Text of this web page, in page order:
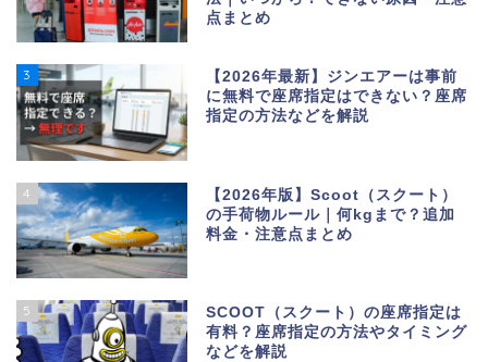
点まとめ
3
【2026年最新】ジンエアーは事前
に無料で座席指定はできない？座席
指定の方法などを解説
4
【2026年版】Scoot（スクート）
の手荷物ルール｜何kgまで？追加
料金・注意点まとめ
5
SCOOT（スクート）の座席指定は
有料？座席指定の方法やタイミング
などを解説